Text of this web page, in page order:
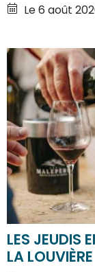
Le 6 août
LES JEUDIS
LA LOUVIÈRE